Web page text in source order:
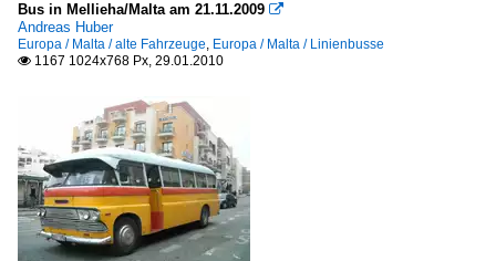
Bus in Mellieha/Malta am 21.11.2009 
Andreas Huber
Europa / Malta / alte Fahrzeuge, Europa / Malta / Linienbusse
 1167 1024x768 Px, 29.01.2010